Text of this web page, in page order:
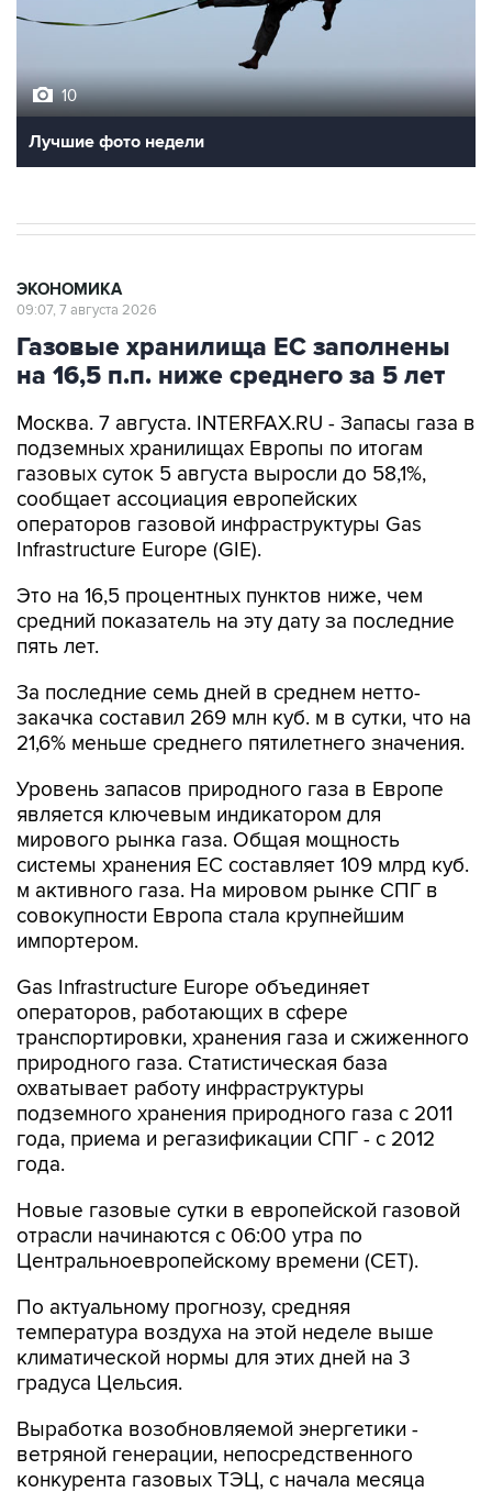
10
Лучшие фото недели
ЭКОНОМИКА
09:07, 7 августа 2026
Газовые хранилища ЕС заполнены
на 16,5 п.п. ниже среднего за 5 лет
Москва. 7 августа. INTERFAX.RU - Запасы газа в
подземных хранилищах Европы по итогам
газовых суток 5 августа выросли до 58,1%,
сообщает ассоциация европейских
операторов газовой инфраструктуры Gas
Infrastructure Europe (GIE).
Это на 16,5 процентных пунктов ниже, чем
средний показатель на эту дату за последние
пять лет.
За последние семь дней в среднем нетто-
закачка составил 269 млн куб. м в сутки, что на
21,6% меньше среднего пятилетнего значения.
Уровень запасов природного газа в Европе
является ключевым индикатором для
мирового рынка газа. Общая мощность
системы хранения ЕС составляет 109 млрд куб.
м активного газа. На мировом рынке СПГ в
совокупности Европа стала крупнейшим
импортером.
Gas Infrastructure Europe объединяет
операторов, работающих в сфере
транспортировки, хранения газа и сжиженного
природного газа. Статистическая база
охватывает работу инфраструктуры
подземного хранения природного газа с 2011
года, приема и регазификации СПГ - с 2012
года.
Новые газовые сутки в европейской газовой
отрасли начинаются c 06:00 утра по
Центральноевропейскому времени (CET).
По актуальному прогнозу, средняя
температура воздуха на этой неделе выше
климатической нормы для этих дней на 3
градуса Цельсия.
Выработка возобновляемой энергетики -
ветряной генерации, непосредственного
конкурента газовых ТЭЦ, с начала месяца